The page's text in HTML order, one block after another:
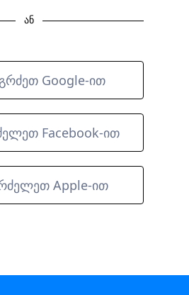
ან
Google-ით
Facebook-ით
Apple-ით